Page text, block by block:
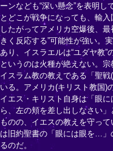
ーンなども“深い懸念”を表明
とどこが戦争になっても、輸入
したがってアメリカ空爆後、
きく反応する”可能性が強い。
あり、イスラエルは“ユダヤ教
というのは火種が絶えない。宗
イスラム教の教えである「聖
いる。アメリカ(キリスト教国)
イエス・キリスト自身は「眼
ら、左の頬を差し出しなさい
ものの、イエスの教えを守っ
は旧約聖書の「眼には眼を…」
るのだ。